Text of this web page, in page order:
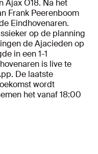
Ajax O18. Na het
Frank Peerenboom
Eindhovenaren.
op de planning
de Ajacieden op
in een 1-1
is live te
De laatste
wordt
het vanaf 18:00